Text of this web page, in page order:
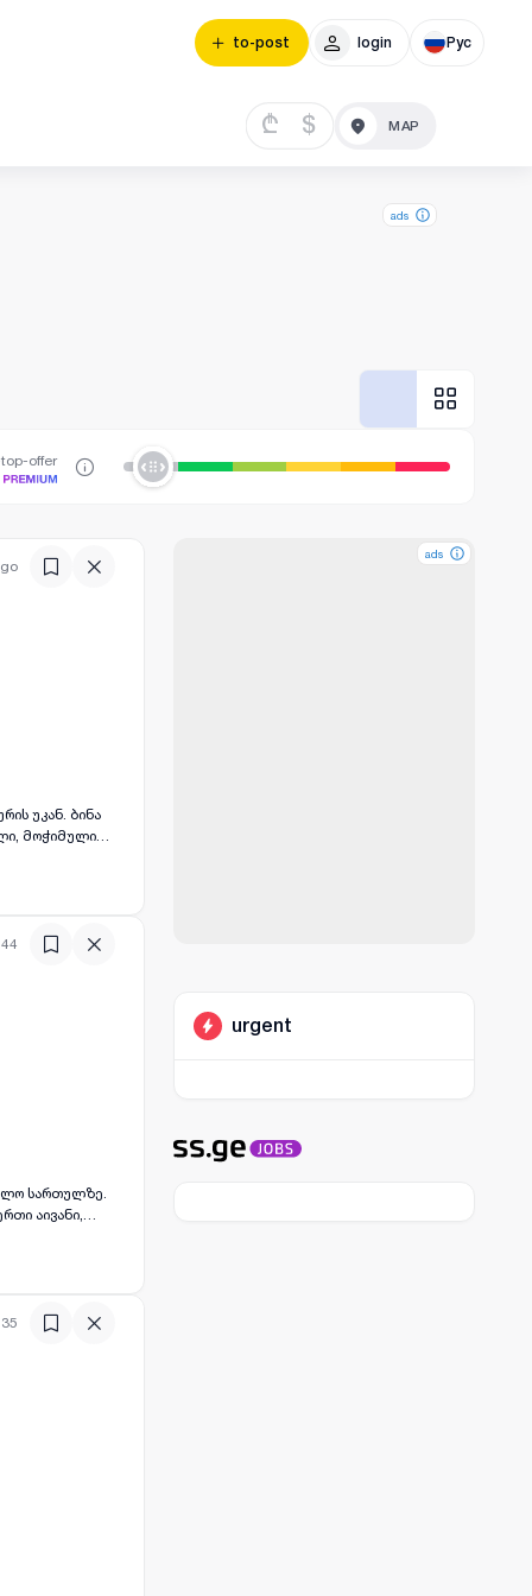
to-post login Рус
₾ $
ads
offer
უკან. ბინა
მოჭიმული
სართულზე.
აივანი,
ads
ads
ads
urgent